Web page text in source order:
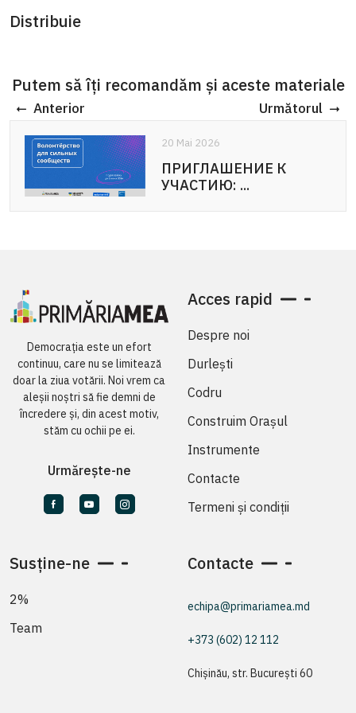
Distribuie
Putem să îți recomandăm și aceste materiale
Anterior Următorul
20 Mai 2026
ПРИГЛАШЕНИЕ К
УЧАСТИЮ: ...
Democrația este un efort
continuu, care nu se limitează
doar la ziua votării. Noi vrem ca
aleșii noștri să fie demni de
încredere și, din acest motiv,
stăm cu ochii pe ei.
Urmărește-ne
Acces rapid
Despre noi
Durlești
Codru
Construim Orașul
Instrumente
Contacte
Termeni și condiții
Susține-ne
2%
Team
Contacte
echipa@primariamea.md
+373 (602) 12 112
Chișinău, str. București 60